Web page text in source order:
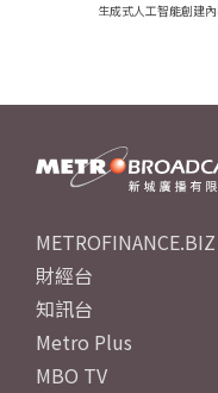
生成式人工智能創建
METROFINANCE.BIZ
財經台
知訊台
Metro Plus
MBO TV